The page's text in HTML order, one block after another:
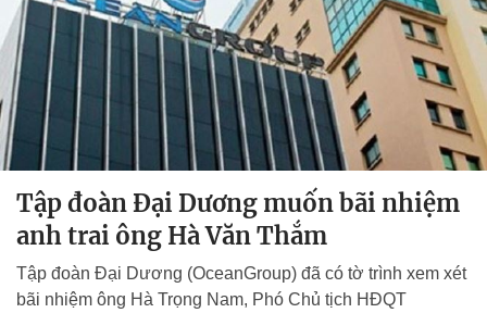
Tập đoàn Đại Dương muốn bãi nhiệm
anh trai ông Hà Văn Thắm
Tập đoàn Đại Dương (OceanGroup) đã có tờ trình xem xét
bãi nhiệm ông Hà Trọng Nam, Phó Chủ tịch HĐQT